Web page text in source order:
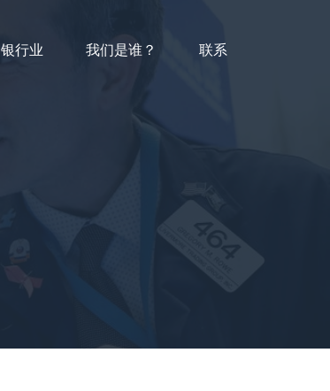
银行业 我们是谁？ 联系